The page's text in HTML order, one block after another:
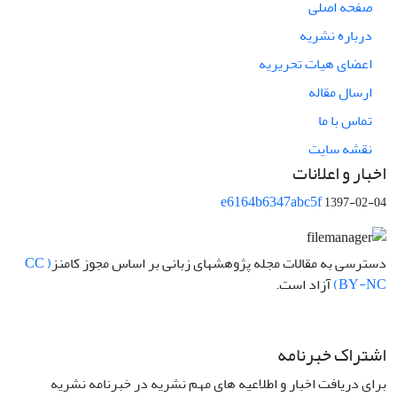
صفحه اصلی
درباره نشریه
اعضای هیات تحریریه
ارسال مقاله
تماس با ما
نقشه سایت
اخبار و اعلانات
e6164b6347abc5f1397-02-04
دسترسی به مقالات مجله پژوهشهای زبانی بر اساس مجوز کامنز ( CC
BY-NC) آزاد است.
اشتراک خبرنامه
برای دریافت اخبار و اطلاعیه های مهم نشریه در خبرنامه نشریه